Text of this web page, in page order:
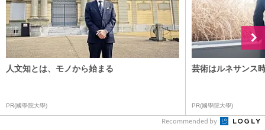
人文知とは、モノから始まる
PR(國學院大學)
芸術はルネサンス
PR(國學院大學)
Recommended by